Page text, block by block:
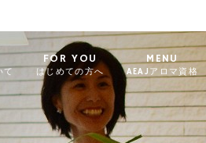
FOR YOU
はじめての方へ
MENU
AEAJアロマ資格